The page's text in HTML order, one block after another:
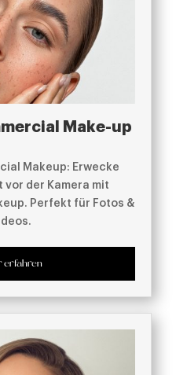
Make-up
Makeup: Erwecke
vor der Kamera mit
Perfekt für Fotos &
erfahren